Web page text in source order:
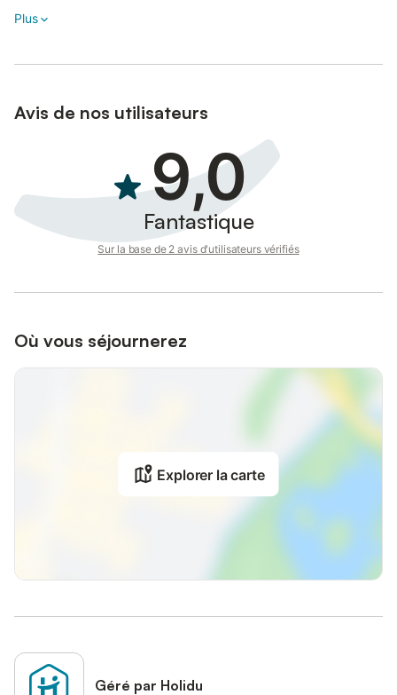
Plus
Avis de nos utilisateurs
9,0
Fantastique
Sur la base de 2 avis d'utilisateurs vérifiés
Où vous séjournerez
Explorer la carte
Géré par Holidu